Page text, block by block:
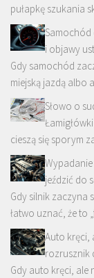
pułapkę szukania
i objawy
Gdy samochód
miejską jazdą albo
Słowo o
cieszą się sporym
jeździć do
Gdy silnik zaczyna
łatwo uznać, że to
Auto kręci,
rozrusznik
Gdy auto kręci, ale